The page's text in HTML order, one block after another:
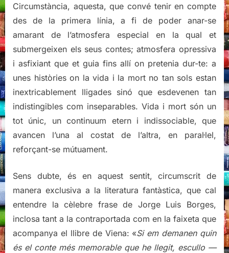
Circumstància, aquesta, que convé tenir en compte
des de la primera línia, a fi de poder anar-se
amarant de l’atmosfera especial en la qual et
submergeixen els seus contes; atmosfera opressiva
i asfixiant que et guia fins allí on pretenia dur-te: a
unes històries on la vida i la mort no tan sols estan
inextricablement lligades sinó que esdevenen tan
indistingibles com inseparables. Vida i mort són un
tot únic, un continuum etern i indissociable, que
avancen l’una al costat de l’altra, en paral·lel,
reforçant-se mútuament.
Sens dubte, és en aquest sentit, circumscrit de
manera exclusiva a la literatura fantàstica, que cal
entendre la cèlebre frase de Jorge Luis Borges,
inclosa tant a la contraportada com en la faixeta que
acompanya el llibre de Viena: «Si em demanen quin
és el conte més memorable que he llegit, escullo —